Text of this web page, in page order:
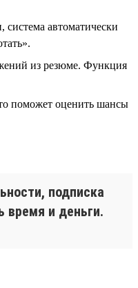
автоматически
из резюме. Функция
поможет оценить шансы
подписка
время и деньги.